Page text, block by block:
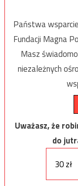
Państwa
Fundacji Magna
Masz
niezależnych
Uważasz, że
do
30 zł